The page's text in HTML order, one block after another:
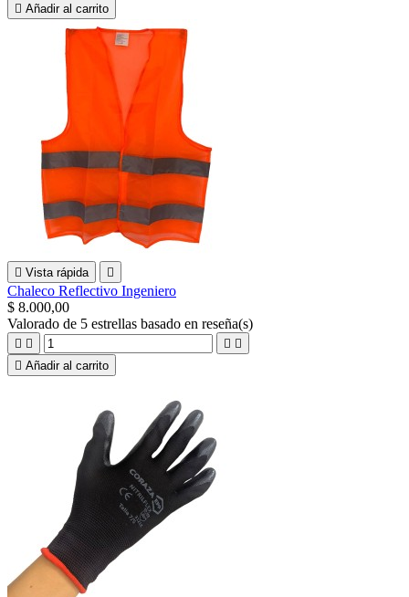
 Añadir al carrito
 Vista rápida 
Chaleco Reflectivo Ingeniero
$ 8.000,00
Valorado de 5 estrellas basado en reseña(s)
   
 Añadir al carrito